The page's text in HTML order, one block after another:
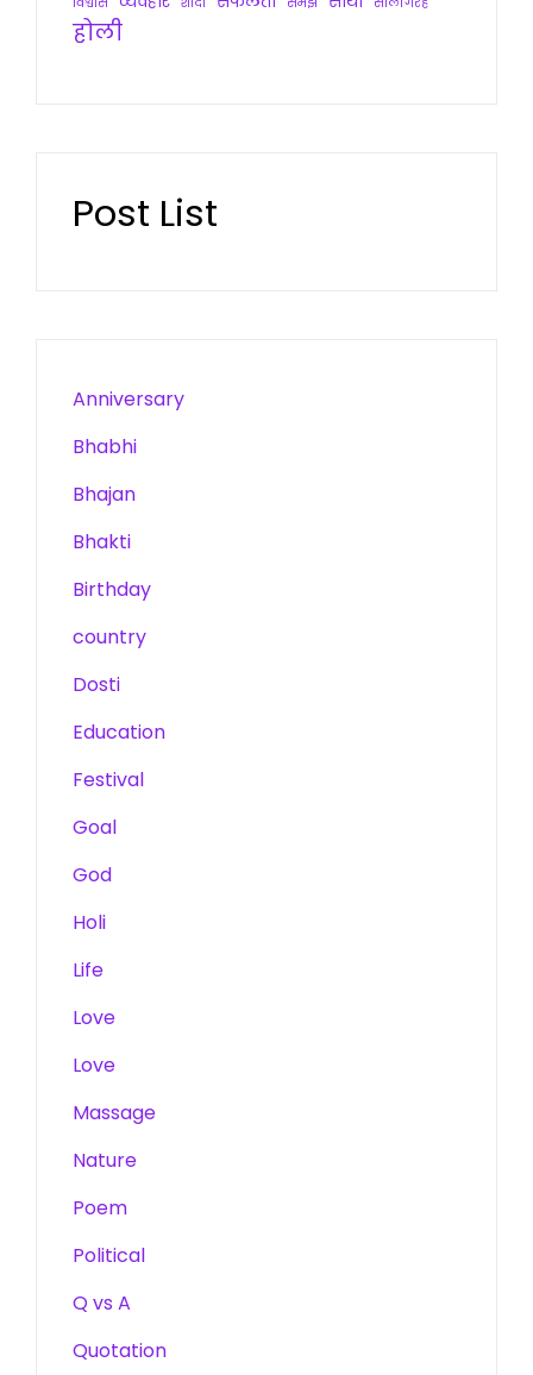
होली
Post List
Anniversary
Bhabhi
Bhajan
Bhakti
Birthday
country
Dosti
Education
Festival
Goal
God
Holi
Life
Love
Love
Massage
Nature
Poem
Political
Q vs A
Quotation